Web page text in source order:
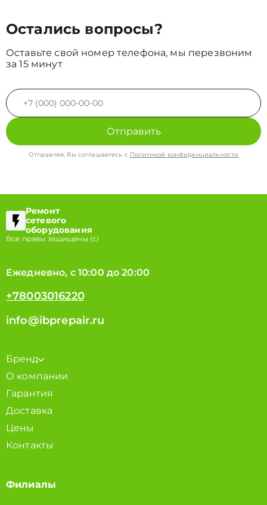
Остались вопросы?
Оставьте свой номер телефона, мы перезвоним
за 15 минут
Отправить
Отправляя, Вы соглашаетесь с Политикой конфиденциальности
Ремонт
сетевого
оборудования
Все правы защищены (с)
Ежедневно, с 10:00 до 20:00
+78003016220
info@ibprepair.ru
Бренд
О компании
Гарантия
Доставка
Цены
Контакты
Филиалы